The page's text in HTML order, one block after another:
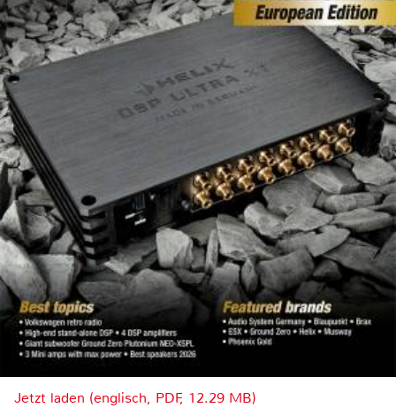
Jetzt laden (englisch, PDF, 12.29 MB)